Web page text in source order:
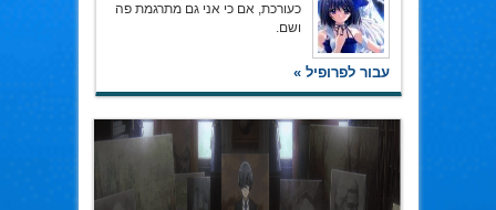
כעורכת, אם כי אני גם מתרגמת פה
ושם.
עבור לפרופיל »